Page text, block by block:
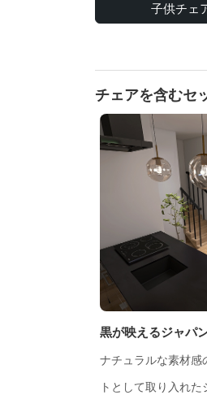
子供チェ
チェアを含むセ
黒が映えるジャパ
ナチュラルな素材感
トとして取り入れ